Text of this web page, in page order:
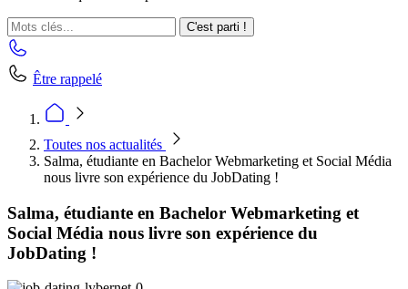
C'est parti !
Être rappelé
Toutes nos actualités
Salma, étudiante en Bachelor Webmarketing et Social Média
nous livre son expérience du JobDating !
Salma, étudiante en Bachelor Webmarketing et
Social Média nous livre son expérience du
JobDating !